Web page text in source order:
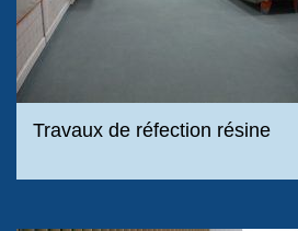
Travaux de réfection résine